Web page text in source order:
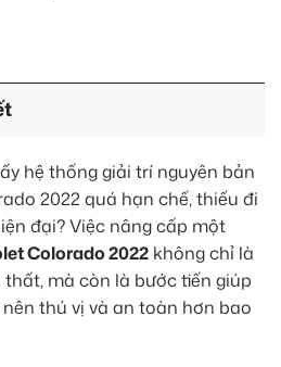
hệ thống giải trí nguyên bản
2022 quá hạn chế, thiếu đi
đại? Việc nâng cấp một
Colorado 2022 không chỉ là
mà còn là bước tiến giúp
thú vị và an toàn hơn bao